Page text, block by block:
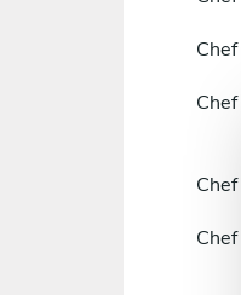
Chef
Chef
Chef
Chef